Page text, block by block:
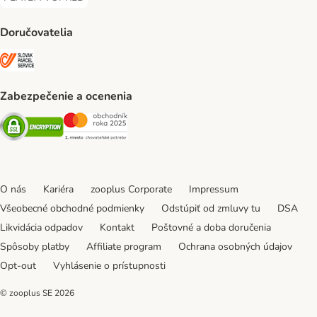
PLATBA VOPRED Payment Method
Doručovatelia
Zabezpečenie a ocenenia
Security Security
O nás Kariéra zooplus Corporate
Impressum
Všeobecné obchodné podmienky
Odstúpiť od zmluvy tu
DSA
Likvidácia odpadov
Kontakt
Poštovné a doba doručenia
Spôsoby platby
Affiliate program
Ochrana osobných údajov
Opt-out
Vyhlásenie o prístupnosti
© zooplus SE 2026